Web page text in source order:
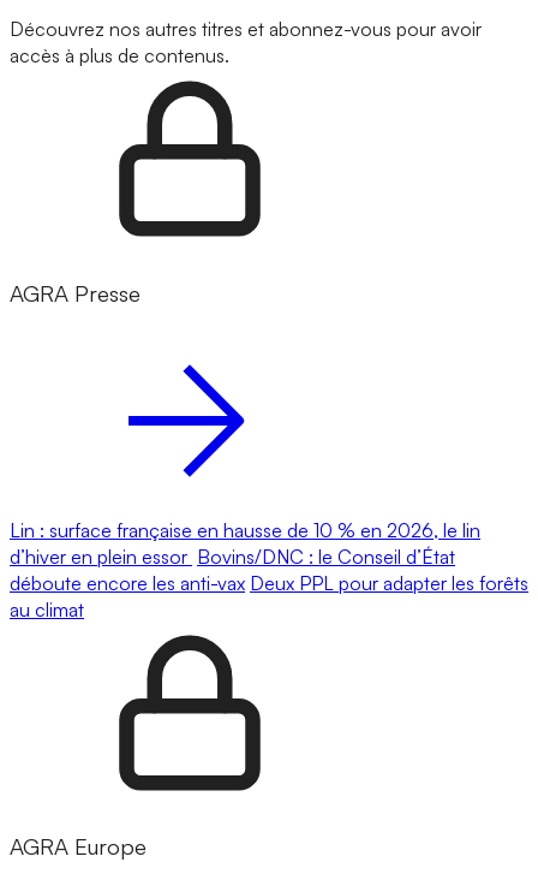
Découvrez nos autres titres et abonnez-vous pour avoir
accès à plus de contenus.
AGRA Presse
Lin : surface française en hausse de 10 % en 2026, le lin
d’hiver en plein essor Bovins/DNC : le Conseil d’État
déboute encore les anti-vax Deux PPL pour adapter les forêts
au climat
AGRA Europe